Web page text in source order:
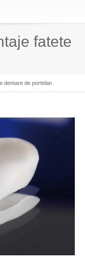
fatete
dentare de portelan